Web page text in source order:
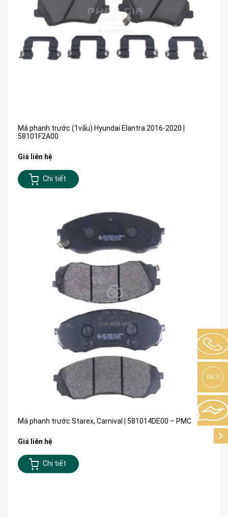
Má phanh trước (1vấu) Hyundai Elantra 2016-2020 |
58101F2A00
Giá liên hệ
Chi tiết
Má phanh trước Starex, Carnival | 581014DE00 – PMC
Giá liên hệ
Chi tiết
ZALO